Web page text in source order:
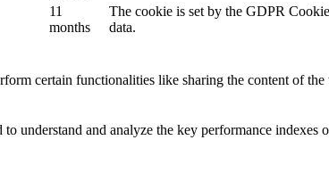
11
months
The cookie is set by the GDPR
data.
certain functionalities like sharing the content of
to understand and analyze the key performance